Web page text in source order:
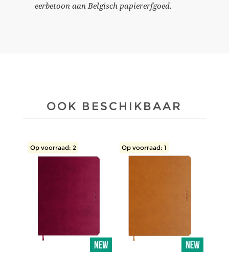
eerbetoon aan Belgisch papiererfgoed.
OOK BESCHIKBAAR
Op voorraad: 2 Op voorraad: 1